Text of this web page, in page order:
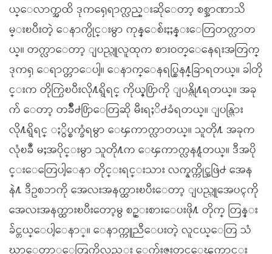
ယ္ေလာက္အထိ ဒုကၡေရာက္လည္းဆိုေတာ့ စစ္အာဏာသိ
မ္းၿပီးတဲ့ ေနာက္ပိုင္းမွာ ကုန္ေစ်းႏႈန္းေတြတက္လာတ
ယ္။ တက္လာေတာ့ ျပည္သူလူထုက စားဝတ္ေနေရးအတြက္
ဒုကၡ ေရာက္တာေပါ့။ ေနာက္ေနရပ္စြန႔္ခြာရတယ္။ ခါတို
င္းက တိုက္ပြဲၿပီးလို႔ရွိရင္ ကိုယ့္႐ြာကို ျပန္လို႔ရတယ္။ အခု
က် ေတာ့ တခ်ိဳ႕႐ြာေတြဆို မီးရႈိ႕ခံရတယ္။ ျပန္သြား
လို႔ရွိရင္ ႏွိပ္စက္ခံရမွာ ေၾကာက္လာတယ္။ သူတို႔ အခုက
လုံၿခဳံ မႈအပိုင္းမွာ သူတို႔က ေၾကာက္လန႔္ရတယ္။ ဒီအပို
င္းေတြေပါ့ေနာ တိုင္းရင္းသား လက္နက္ကိုင္အဖြဲ႕ အေန
နဲ႔ ဒီဥစၥာကို အေလးအနက္ထားၿပီးေတာ့ ျပည္သူအေပၚကို
အေလးအနက္ထားၿပီးေတာ့မွ စဥ္းစားေပးဖို႔ တိုက္ တြန္း
ခ်င္တယ္ေပါ့ေနာ္။ ေနာက္ကူညီေပးတဲ့ လူငယ္ေတြ သံ
ဃာေတာ္ေတြကိုလည္း ေက်းဇူးတင္ေၾကာင္း